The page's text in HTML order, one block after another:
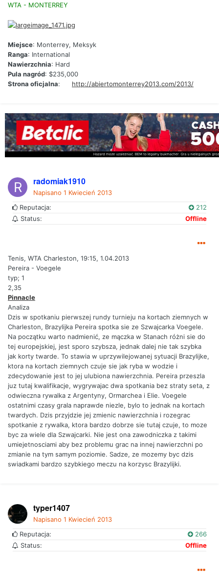
WTA - MONTERREY
Miejsce: Monterrey, Meksyk
Ranga: International
Nawierzchnia: Hard
Pula nagród: $235,000
Strona oficjalna: http://abiertomonterrey2013.com/2013/
radomiak1910
Napisano 1 Kwiecień 2013
Reputacja:
212
Status:
Offline
Tenis, WTA Charleston, 19:15, 1.04.2013
Pereira - Voegele
typ; 1
2,35
Pinnacle
Analiza
Dzis w spotkaniu pierwszej rundy turnieju na kortach ziemnych w
Charleston, Brazylijka Pereira spotka sie ze Szwajcarka Voegele.
Na początku warto nadmienić, ze mączka w Stanach różni sie do
tej europejskiej, jest sporo szybsza, jednak dalej nie tak szybka
jak korty twarde. To stawia w uprzywilejowanej sytuacji Brazylijke,
ktora na kortach ziemnych czuje sie jak ryba w wodzie i
zdecydowanie jest to jej ulubiona nawierzchnia. Pereira przeszla
juz tutaj kwalifikacje, wygrywajac dwa spotkania bez straty seta, z
odwieczna rywalka z Argentyny, Ormarchea i Elie. Voegele
ostatnimi czasy grala naprawde niezle, bylo to jednak na kortach
twardych. Dzis przyjdzie jej zmienic nawierzchnia i rozegrac
spotkanie z rywalka, ktora bardzo dobrze sie tutaj czuje, to moze
byc za wiele dla Szwajcarki. Nie jest ona zawodniczka z takimi
umiejetnosciami aby bez problemu grac na innej nawierzchni po
zmianie na tym samym poziomie. Sadze, ze mozemy byc dzis
swiadkami bardzo szybkiego meczu na korzysc Brazylijki.
typer1407
Napisano 1 Kwiecień 2013
Reputacja:
266
Status:
Offline